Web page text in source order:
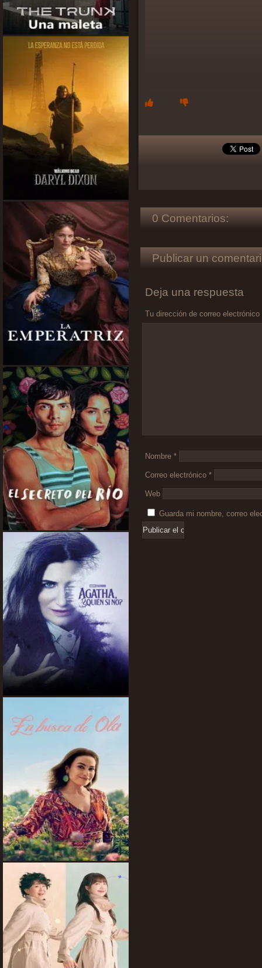
0 Comentarios:
Publicar un
Deja una respuesta
Tu dirección de correo
Nombre *
Correo electrónico *
Web
Guarda mi nombre, correo